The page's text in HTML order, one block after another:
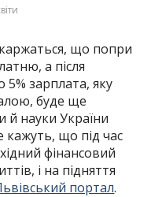
що попри
а після
зарплата, яку
буде ще
й науки України
що під час
фінансовий
і на підняття
портал.